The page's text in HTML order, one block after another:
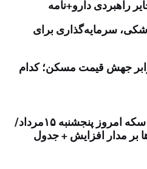
راهبردی دارو+نامه
سرمایه‌گذاری برای
جهش قیمت مسکن؛ کدام
قیمت طلا و سکه امروز پنجشنبه ۱۵مرداد/
بر مدار افزایش + جدول